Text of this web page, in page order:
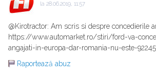
la 28.06.2019, 11:57
@Kirotractor: Am scris si despre concedierile
https://www.automarket.ro/stiri/ford-va-
angajati-in-europa-dar-romania-nu-este-
Raportează abuz